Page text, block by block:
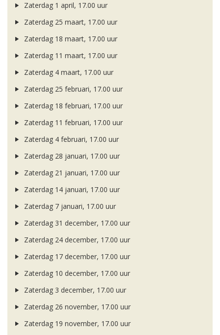
Zaterdag 1 april, 17.00 uur
Zaterdag 25 maart, 17.00 uur
Zaterdag 18 maart, 17.00 uur
Zaterdag 11 maart, 17.00 uur
Zaterdag 4 maart, 17.00 uur
Zaterdag 25 februari, 17.00 uur
Zaterdag 18 februari, 17.00 uur
Zaterdag 11 februari, 17.00 uur
Zaterdag 4 februari, 17.00 uur
Zaterdag 28 januari, 17.00 uur
Zaterdag 21 januari, 17.00 uur
Zaterdag 14 januari, 17.00 uur
Zaterdag 7 januari, 17.00 uur
Zaterdag 31 december, 17.00 uur
Zaterdag 24 december, 17.00 uur
Zaterdag 17 december, 17.00 uur
Zaterdag 10 december, 17.00 uur
Zaterdag 3 december, 17.00 uur
Zaterdag 26 november, 17.00 uur
Zaterdag 19 november, 17.00 uur